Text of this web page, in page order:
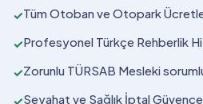
✓Tüm Otoban ve Otopark
✓Profesyonel Türkçe Rehberlik
✓Zorunlu TÜRSAB Mesleki
✓Seyahat ve Sağlık İptal